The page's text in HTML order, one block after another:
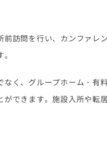
訪問を行い、カンファ
く、グループホーム・
できます。施設入所や転